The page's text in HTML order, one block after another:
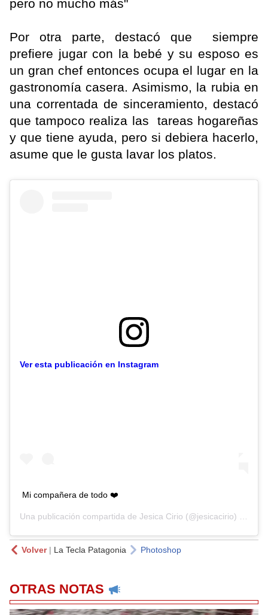
pero no mucho más"
Por otra parte, destacó que siempre
prefiere jugar con la bebé y su esposo es
un gran chef entonces ocupa el lugar en la
gastronomía casera. Asimismo, la rubia en
una correntada de sinceramiento, destacó
que tampoco realiza las tareas hogareñas
y que tiene ayuda, pero si debiera hacerlo,
asume que le gusta lavar los platos.
Ver esta publicación en Instagram
Mi compañera de todo ❤️
Una publicación compartida de Jesica Cirio (@jesicacirio) el
Volver| La Tecla Patagonia Photoshop
OTRAS NOTAS